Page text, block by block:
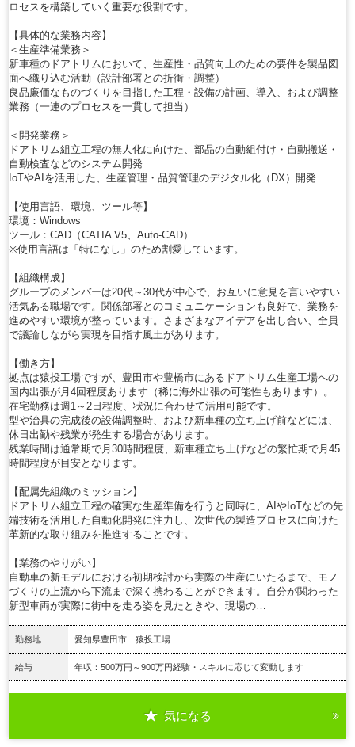
ロセスを構築していく重要な役割です。
【具体的な業務内容】
＜生産準備業務＞
新車種のドアトリムにおいて、生産性・品質向上のための要件を製品図
面へ織り込む活動（設計部署との折衝・調整）
良品廉価なものづくりを目指した工程・設備の計画、導入、および調整
業務（一連のプロセスを一貫して担当）
＜開発業務＞
ドアトリム組立工程の無人化に向けた、部品の自動組付け・自動搬送・
自動検査などのシステム開発
IoTやAIを活用した、生産管理・品質管理のデジタル化（DX）開発
【使用言語、環境、ツール等】
環境：Windows
ツール：CAD（CATIA V5、Auto-CAD）
※使用言語は「特になし」のため割愛しています。
【組織構成】
グループのメンバーは20代～30代が中心で、お互いに意見を言いやすい
活気ある職場です。関係部署とのコミュニケーションも良好で、業務を
進めやすい環境が整っています。さまざまなアイデアを出し合い、全員
で議論しながら実現を目指す風土があります。
【働き方】
拠点は猿投工場ですが、豊田市や豊橋市にあるドアトリム生産工場への
国内出張が月4回程度あります（稀に海外出張の可能性もあります）。
在宅勤務は週1～2日程度、状況に合わせて活用可能です。
型や治具の完成後の設備調整時、および新車種の立ち上げ前などには、
休日出勤や残業が発生する場合があります。
残業時間は通常期で月30時間程度、新車種立ち上げなどの繁忙期で月45
時間程度が目安となります。
【配属先組織のミッション】
ドアトリム組立工程の確実な生産準備を行うと同時に、AIやIoTなどの先
端技術を活用した自動化開発に注力し、次世代の製造プロセスに向けた
革新的な取り組みを推進することです。
【業務のやりがい】
自動車の新モデルにおける初期検討から実際の生産にいたるまで、モノ
づくりの上流から下流まで深く携わることができます。自分が関わった
新型車両が実際に街中を走る姿を見たときや、現場の…
勤務地 愛知県豊田市 猿投工場
給与 年収：500万円～900万円経験・スキルに応じて変動します
気になる